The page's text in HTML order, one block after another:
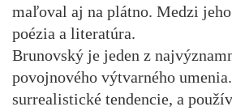
maľoval aj na plátno. Medzi
poézia a literatúra.
Brunovský je jeden z
povojnového výtvarného
surrealistické tendencie, a